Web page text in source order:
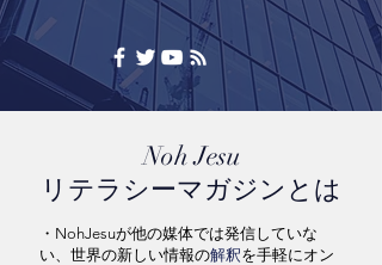
​Noh Jesu
リテラシーマガジンとは
・NohJesuが他の媒体では発信していな
い、世界の新しい情報の解釈を手軽にオン